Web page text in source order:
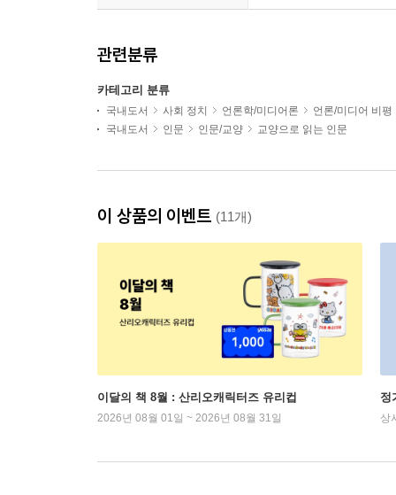
관련분류
카테고리 분류
국내도서 사회 정치 언론학/미디어론
언론/미디어 비평
국내도서
인문 인문/교양 교양으로 읽는 인문
이 상품의 이벤트 (11개)
이달의 책 8월 : 산리오캐릭터즈 유리컵
2026년 08월 01일 ~ 2026년 08월 31일
정
상